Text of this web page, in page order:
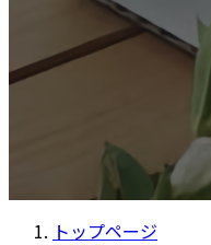
トップページ